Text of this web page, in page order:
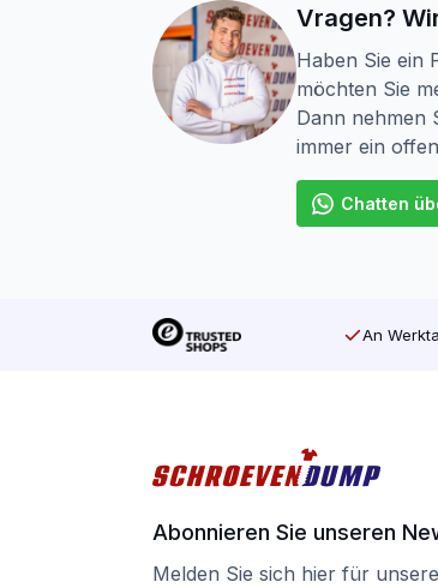
Vragen?
Haben Sie ein
möchten Sie
Dann nehmen
immer ein
Chatten
An
Abonnieren Sie unseren
Melden Sie sich hier für